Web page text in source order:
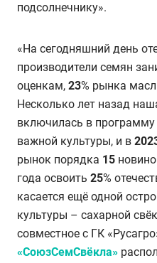
подсолнечнику».
«На сегодняшний день
производители семян
оценкам, 23% рынка
Несколько лет назад
включилась в программу
важной культуры, и в
рынок порядка 15
года освоить 25%
касается ещё одной
культуры – сахарной
совместное с ГК
«СоюзСемСвёкла»